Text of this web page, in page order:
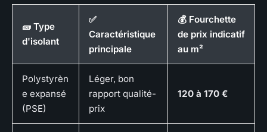
🧱 Type
d'isolant
✅
Caractéristique
principale
💰 Fourchette
de prix indicatif
au m²
Polystyrèn
e expansé
(PSE)
Léger, bon
rapport qualité-
prix
120 à 170 €